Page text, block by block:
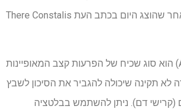
מניסוי של פרסום מאחר שהוצג היום בכתב העת There Constalis
פרפור פרוזדורים (AF) הוא סוג שכיח של הפרעות קצב המאופיינות
לא תקינה שיכולה להגביר את הסיכון לשבץ
(קרישי דם). ניתן להשתמש בבלטציה